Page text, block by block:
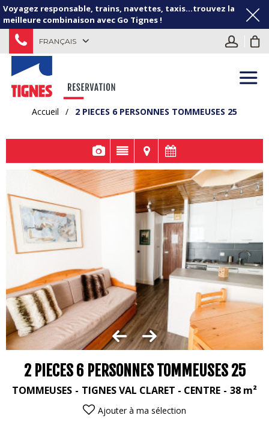
Voyagez responsable, trains, navettes, taxis...trouvez la
meilleure combinaison avec Go Tignes !
FRANÇAIS
Accueil / 2 PIECES 6 PERSONNES TOMMEUSES 25
2 PIECES 6 PERSONNES TOMMEUSES 25
TOMMEUSES TIGNES VAL CLARET - CENTRE 38 m²
Ajouter à ma sélection